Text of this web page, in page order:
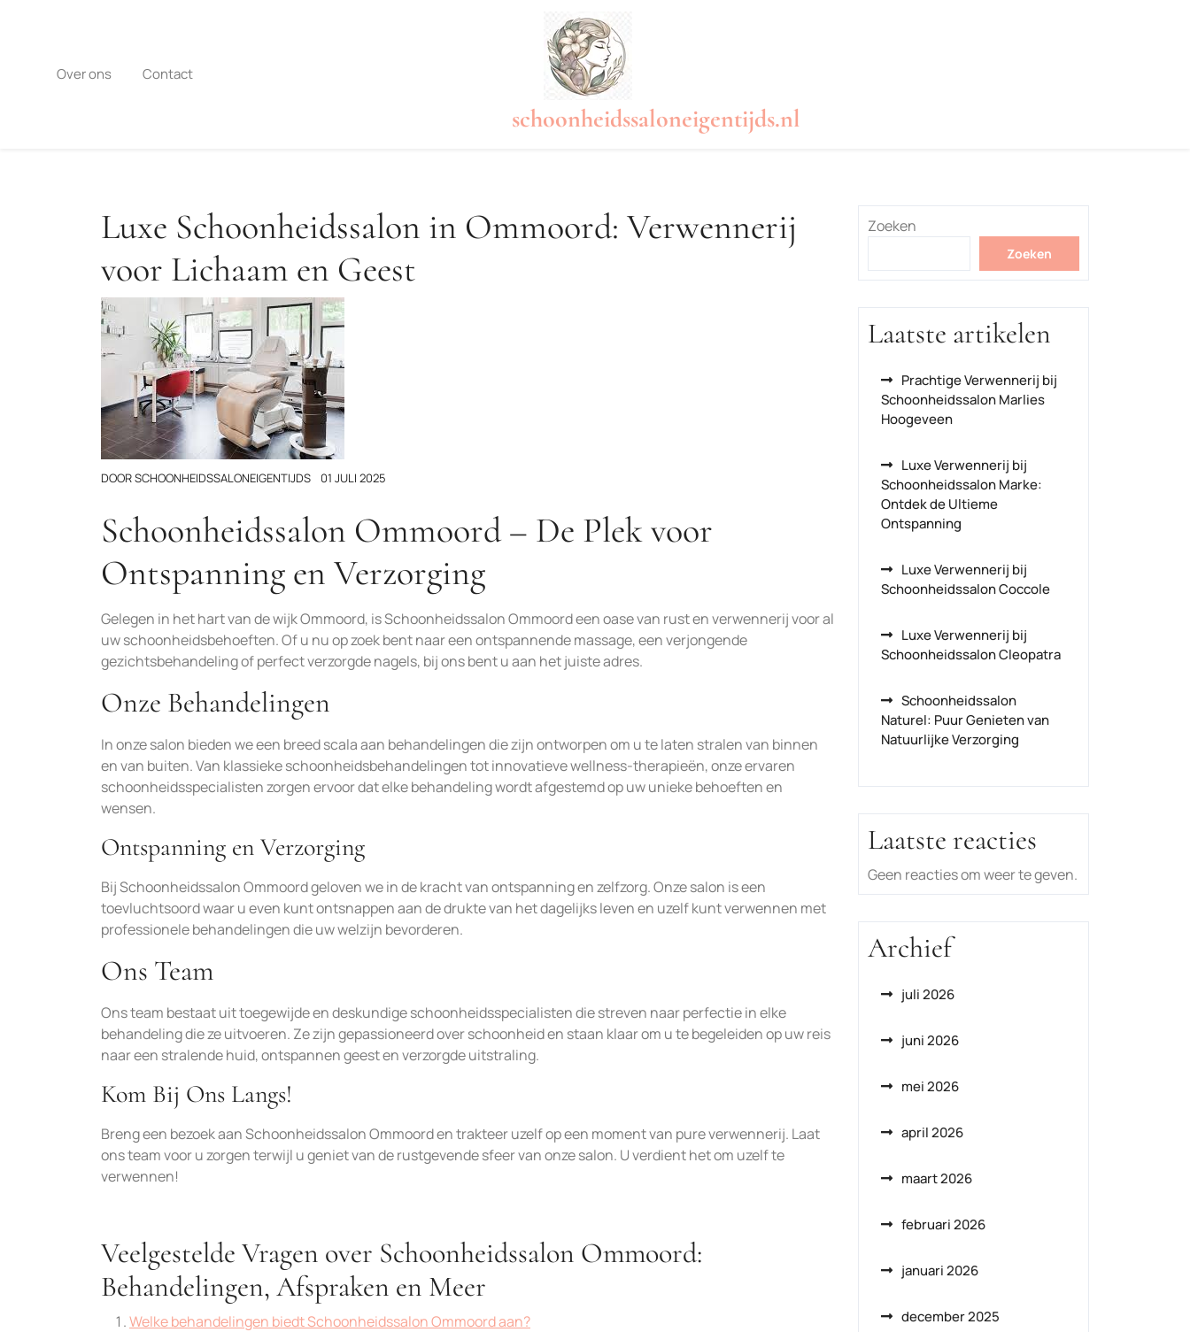
Over ons Contact
schoonheidssaloneigentijds.nl
Luxe Schoonheidssalon in Ommoord: Verwennerij
voor Lichaam en Geest
DOORSCHOONHEIDSSALONEIGENTIJDS 01 JULI 2025
Schoonheidssalon Ommoord – De Plek voor
Ontspanning en Verzorging
Gelegen in het hart van de wijk Ommoord, is Schoonheidssalon Ommoord een oase van rust en verwennerij voor al
uw schoonheidsbehoeften. Of u nu op zoek bent naar een ontspannende massage, een verjongende
gezichtsbehandeling of perfect verzorgde nagels, bij ons bent u aan het juiste adres.
Onze Behandelingen
In onze salon bieden we een breed scala aan behandelingen die zijn ontworpen om u te laten stralen van binnen
en van buiten. Van klassieke schoonheidsbehandelingen tot innovatieve wellness-therapieën, onze ervaren
schoonheidsspecialisten zorgen ervoor dat elke behandeling wordt afgestemd op uw unieke behoeften en
wensen.
Ontspanning en Verzorging
Bij Schoonheidssalon Ommoord geloven we in de kracht van ontspanning en zelfzorg. Onze salon is een
toevluchtsoord waar u even kunt ontsnappen aan de drukte van het dagelijks leven en uzelf kunt verwennen met
professionele behandelingen die uw welzijn bevorderen.
Ons Team
Ons team bestaat uit toegewijde en deskundige schoonheidsspecialisten die streven naar perfectie in elke
behandeling die ze uitvoeren. Ze zijn gepassioneerd over schoonheid en staan klaar om u te begeleiden op uw reis
naar een stralende huid, ontspannen geest en verzorgde uitstraling.
Kom Bij Ons Langs!
Breng een bezoek aan Schoonheidssalon Ommoord en trakteer uzelf op een moment van pure verwennerij. Laat
ons team voor u zorgen terwijl u geniet van de rustgevende sfeer van onze salon. U verdient het om uzelf te
verwennen!
Veelgestelde Vragen over Schoonheidssalon Ommoord:
Behandelingen, Afspraken en Meer
Welke behandelingen biedt Schoonheidssalon Ommoord aan?
Zoeken
Zoeken
Laatste artikelen
Prachtige Verwennerij bij
Schoonheidssalon Marlies
Hoogeveen
Luxe Verwennerij bij
Schoonheidssalon Marke:
Ontdek de Ultieme
Ontspanning
Luxe Verwennerij bij
Schoonheidssalon Coccole
Luxe Verwennerij bij
Schoonheidssalon Cleopatra
Schoonheidssalon
Naturel: Puur Genieten van
Natuurlijke Verzorging
Laatste reacties
Geen reacties om weer te geven.
Archief
juli 2026
juni 2026
mei 2026
april 2026
maart 2026
februari 2026
januari 2026
december 2025